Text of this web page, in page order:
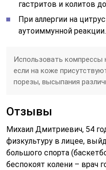
гастритов и колитов
При аллергии на
аутоиммунной реакции.
Использовать компрессы
если на коже
порезы, высыпания
Отзывы
Михаил Дмитриевич, 54
физкультуру в лицее,
большого спорта
беспокоят колени – врач